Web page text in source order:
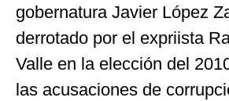
gobernatura Javier López
derrotado por el expriista
Valle en la elección del
las acusaciones de